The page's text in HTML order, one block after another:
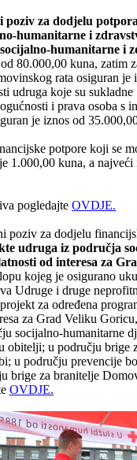
poziv za dodjelu
humanitarne i
humanitarne i
80.000,00 kuna, zatim
rata osiguran je
udruga koje su sukladne
i prava osoba s
je iznos od
potpore koji se
1.000,00 kuna, a najveći
pogledajte OVDJE.
poziv za dodjelu
udruga iz područja
od interesa za
kojeg je osigurano
Udruge i druge
za određena
za Grad Veliku
socijalno-humanitarne
obitelji; u području brige
u području prevencije
brige za branitelje
OVDJE.